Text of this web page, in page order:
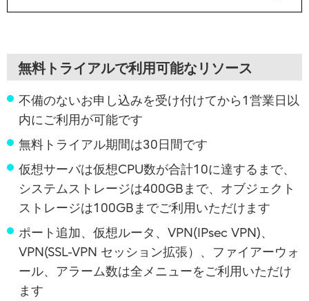
無料トライアルで利用可能なリソース
不備のないお申し込みを受け付けてから1営業日以
内にご利用が可能です
無料トライアル期間は30日間です
仮想サーバは仮想CPU数が合計10に達するまで、
システムストレージは400GBまで、オブジェクト
ストレージは100GBまでご利用いただけます
ポート追加、仮想ルータ、VPN(IPsec VPN)、
VPN(SSL-VPN セッション拡張）、ファイアーウォ
ール、アラーム数は全メニューをご利用いただけ
ます